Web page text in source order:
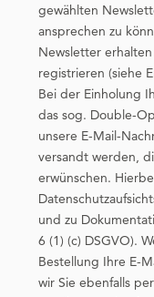
gewählten
ansprechen zu
Newsletter
registrieren (siehe
Bei der Einholung
das sog. Double-
unsere E-Mail-
versandt werden,
erwünschen.
und zu
6 (1) (c) DSGVO).
Bestellung Ihre E-
wir Sie ebenfalls